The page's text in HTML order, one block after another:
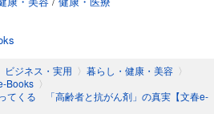
ビジネス・実用 〉 暮らし・健康・美容 〉
Books 〉
てくる 「高齢者と抗がん剤」の真実【文春e-